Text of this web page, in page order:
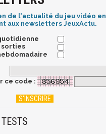
de l'actualité du jeu vidéo en
aux newsletters JeuxActu.
sorties
ce code :